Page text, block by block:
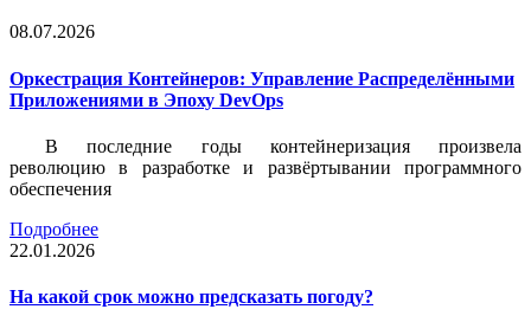
08.07.2026
Оркестрация Контейнеров: Управление Распределёнными
Приложениями в Эпоху DevOps
В последние годы контейнеризация произвела
революцию в разработке и развёртывании программного
обеспечения
Подробнее
22.01.2026
На какой срок можно предсказать погоду?